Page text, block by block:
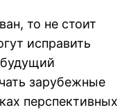
то не стоит
исправить
зарубежные
перспективных